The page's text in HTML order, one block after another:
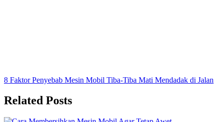
8 Faktor Penyebab Mesin Mobil Tiba-Tiba Mati Mendadak di Jalan
Related Posts